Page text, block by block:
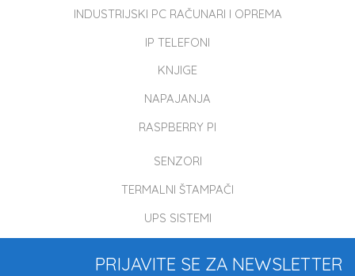
INDUSTRIJSKI PC RAČUNARI I OPREMA
IP TELEFONI
KNJIGE
NAPAJANJA
RASPBERRY PI
SENZORI
TERMALNI ŠTAMPAČI
UPS SISTEMI
PRIJAVITE SE ZA NEWSLETTER